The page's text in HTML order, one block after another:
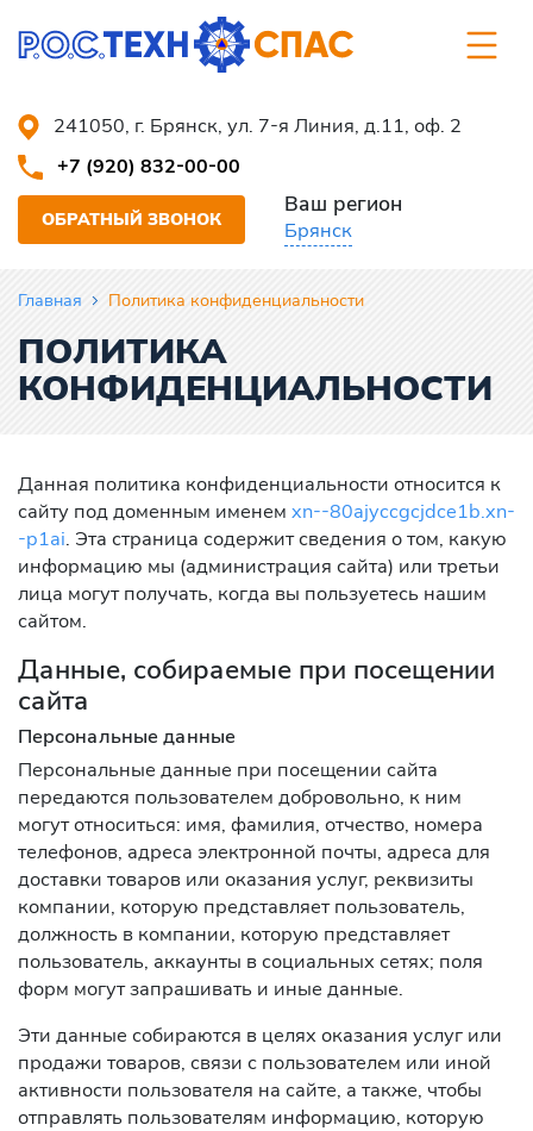
241050, г. Брянск, ул. 7-я Линия, д.11, оф. 2
+7 (920) 832-00-00
Ваш регион
Брянск
ОБРАТНЫЙ ЗВОНОК
Главная Политика конфиденциальности
ПОЛИТИКА
КОНФИДЕНЦИАЛЬНОСТИ
Данная политика конфиденциальности относится к
сайту под доменным именем xn--80ajyccgcjdce1b.xn-
-p1ai. Эта страница содержит сведения о том, какую
информацию мы (администрация сайта) или третьи
лица могут получать, когда вы пользуетесь нашим
сайтом.
Данные, собираемые при посещении
сайта
Персональные данные
Персональные данные при посещении сайта
передаются пользователем добровольно, к ним
могут относиться: имя, фамилия, отчество, номера
телефонов, адреса электронной почты, адреса для
доставки товаров или оказания услуг, реквизиты
компании, которую представляет пользователь,
должность в компании, которую представляет
пользователь, аккаунты в социальных сетях; поля
форм могут запрашивать и иные данные.
Эти данные собираются в целях оказания услуг или
продажи товаров, связи с пользователем или иной
активности пользователя на сайте, а также, чтобы
отправлять пользователям информацию, которую